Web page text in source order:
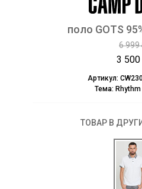
поло GOTS
6 999
3
Артикул:
Тема:
ТОВАР В